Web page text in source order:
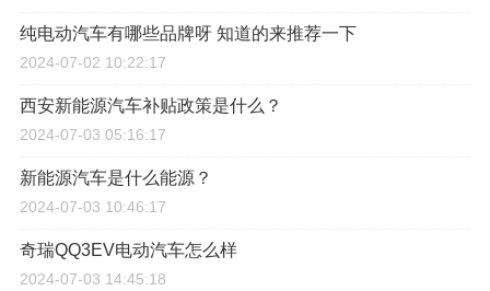
纯电动汽车有哪些品牌呀 知道的来推荐一下
2024-07-02 10:22:17
西安新能源汽车补贴政策是什么？
2024-07-03 05:16:17
新能源汽车是什么能源？
2024-07-03 10:46:17
奇瑞QQ3EV电动汽车怎么样
2024-07-03 14:45:18